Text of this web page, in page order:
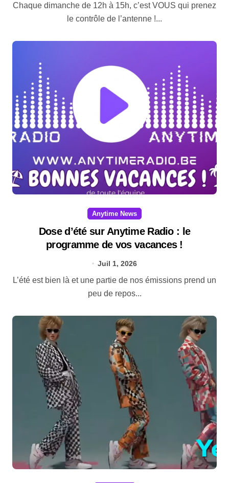
Chaque dimanche de 12h à 15h, c’est VOUS qui prenez
le contrôle de l’antenne !...
Anytime News
Dose d’été sur Anytime Radio : le
programme de vos vacances !
Juil 1, 2026
L’été est bien là et une partie de nos émissions prend un
peu de repos...